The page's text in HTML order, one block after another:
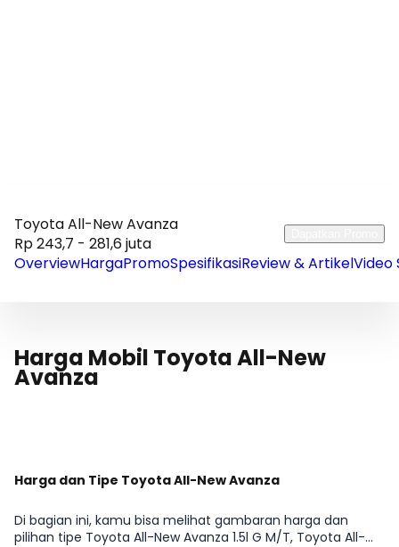
Toyota All-New Avanza
Rp 243,7 - 281,6 juta
OverviewHargaPromoSpesifikasiReview & ArtikelVideo
Harga Mobil Toyota All-New
Avanza
Harga dan Tipe Toyota All-New Avanza
Di bagian ini, kamu bisa melihat gambaran harga dan
pilihan tipe Toyota All-New Avanza 1.5l G M/T, Toyota All-